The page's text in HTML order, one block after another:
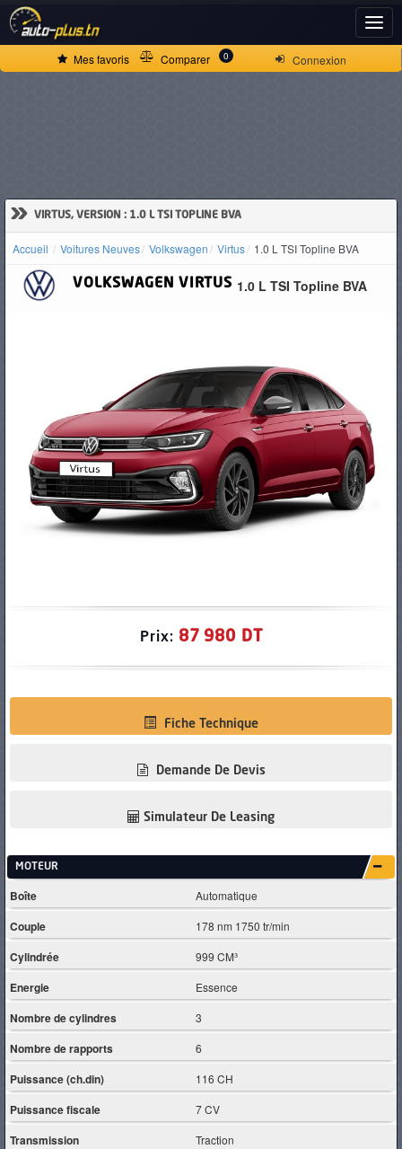
Connexion
Mes favoris Comparer 0
» VIRTUS, VERSION : 1.0 L TSI TOPLINE BVA
Accueil Voitures Neuves Volkswagen Virtus 1.0 L TSI Topline BVA
VOLKSWAGEN VIRTUS 1.0 L TSI Topline BVA
Prix: 87 980 DT
Fiche Technique
Demande De Devis
Simulateur De Leasing
MOTEUR
Boîte Automatique
Couple 178 nm 1750 tr/min
Cylindrée 999 CM³
Energie Essence
Nombre de cylindres 3
Nombre de rapports 6
Puissance (ch.din) 116 CH
Puissance fiscale 7 CV
Transmission Traction
ACCUEIL
D'OCCASION
PNEUS